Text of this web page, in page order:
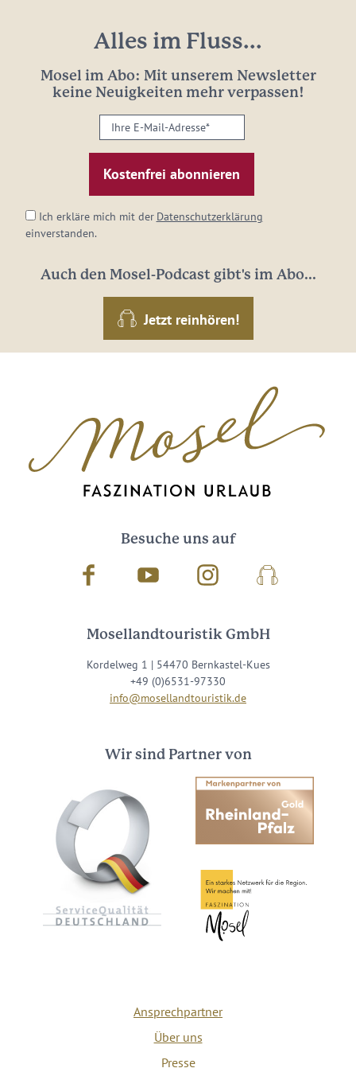
Alles im Fluss...
Mosel im Abo: Mit unserem Newsletter
keine Neuigkeiten mehr verpassen!
Ihre
E-
Mail-
Adresse:
Ich erkläre mich mit der Datenschutzerklärung
einverstanden.
Auch den Mosel-Podcast gibt's im Abo...
Jetzt reinhören!
Besuche uns auf
Facebook Youtube InstagramPodcast
Mosellandtouristik GmbH
Kordelweg 1 | 54470 Bernkastel-Kues
+49 (0)6531-97330
info@mosellandtouristik.de
Wir sind Partner von
Ansprechpartner
Über uns
Presse